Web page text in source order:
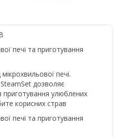
печі та приготування
печі.
дозволяє
приготування улюблених
корисних страв
печі та приготування